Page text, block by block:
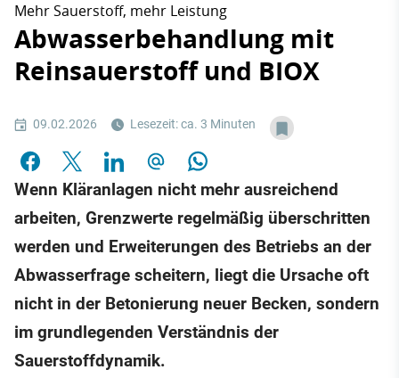
Mehr Sauerstoff, mehr Leistung
Abwasserbehandlung mit
Reinsauerstoff und BIOX
09.02.2026 Lesezeit: ca. 3 Minuten
Wenn Kläranlagen nicht mehr ausreichend
arbeiten, Grenzwerte regelmäßig überschritten
werden und Erweiterungen des Betriebs an der
Abwasserfrage scheitern, liegt die Ursache oft
nicht in der Betonierung neuer Becken, sondern
im grundlegenden Verständnis der
Sauerstoffdynamik.